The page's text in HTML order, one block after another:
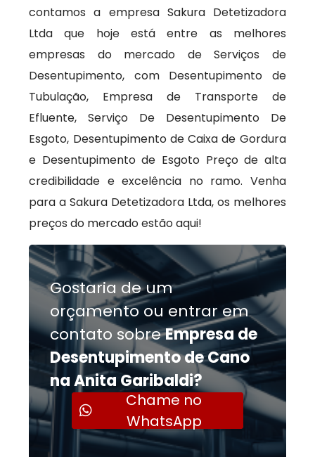
contamos a empresa Sakura Detetizadora
Ltda que hoje está entre as melhores
empresas do mercado de Serviços de
Desentupimento, com Desentupimento de
Tubulação, Empresa de Transporte de
Efluente, Serviço De Desentupimento De
Esgoto, Desentupimento de Caixa de Gordura
e Desentupimento de Esgoto Preço de alta
credibilidade e excelência no ramo. Venha
para a Sakura Detetizadora Ltda, os melhores
preços do mercado estão aqui!
Gostaria de um
orçamento ou entrar em
contato sobreEmpresa de
Desentupimento de Cano
na Anita Garibaldi?
Chame no
WhatsApp